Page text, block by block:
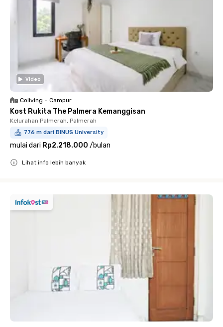
Video
Coliving • Campur
Kost Rukita The Palmera Kemanggisan
Kelurahan Palmerah, Palmerah
776 m dari BINUS University
mulai dari Rp2.218.000 /bulan
Lihat info lebih banyak